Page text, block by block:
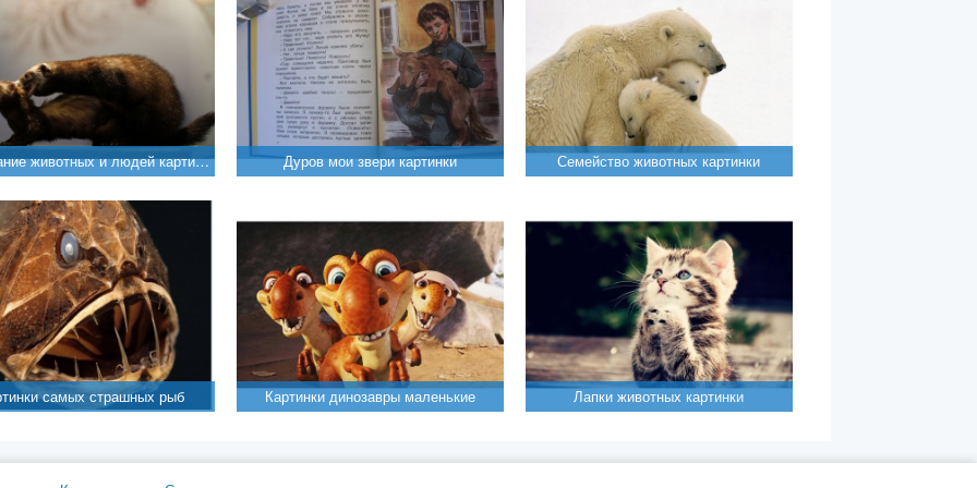
Спаривание животных и людей картинки Дуров мои звери картинки Семейство животных картинки
самых страшных рыб Картинки динозавры маленькие Лапки животных картинки